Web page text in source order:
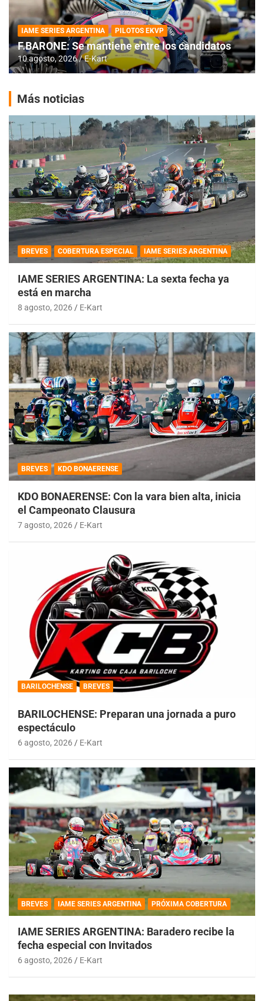
IAME SERIES ARGENTINA PILOTOS EKVP
F.BARONE: Se mantiene entre los candidatos
10 agosto, 2026 E-Kart
Más noticias
BREVES COBERTURA ESPECIAL IAME SERIES ARGENTINA
IAME SERIES ARGENTINA: La sexta fecha ya
está en marcha
8 agosto, 2026 E-Kart
BREVES KDO BONAERENSE
KDO BONAERENSE: Con la vara bien alta, inicia
el Campeonato Clausura
7 agosto, 2026 E-Kart
BARILOCHENSE BREVES
BARILOCHENSE: Preparan una jornada a puro
espectáculo
6 agosto, 2026 E-Kart
BREVES IAME SERIES ARGENTINA PRÓXIMA COBERTURA
IAME SERIES ARGENTINA: Baradero recibe la
fecha especial con Invitados
6 agosto, 2026 E-Kart